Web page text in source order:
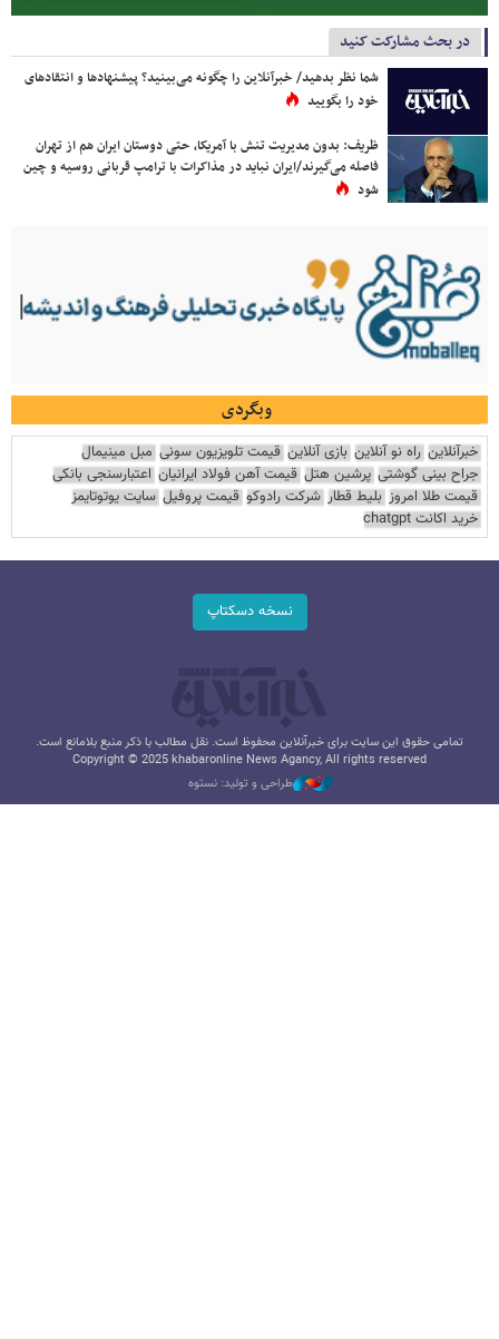
در بحث مشارکت کنید
شما نظر بدهید/ خبرآنلاین را چگونه می‌بینید؟ پیشنهادها و انتقادهای
خود را بگویید
ظریف: بدون مدیریت تنش با آمریکا، حتی دوستان ایران هم از تهران
فاصله می‌گیرند/ایران نباید در مذاکرات با ترامپ قربانی روسیه و چین
شود
وبگردی
خبرآنلاین راه نو آنلاین بازی آنلاین قیمت تلویزیون سونی مبل مینیمال
جراح بینی گوشتی پرشین هتل قیمت آهن فولاد ایرانیان اعتبارسنجی بانکی
قیمت طلا امروز بلیط قطار شرکت رادوکو قیمت پروفیل سایت یوتوتایمز
خرید اکانت chatgpt
نسخه دسکتاپ
تمامی حقوق این سایت برای خبرآنلاین محفوظ است. نقل مطالب با ذکر منبع بلامانع است.
Copyright © 2025 khabaronline News Agancy, All rights reserved
طراحی و تولید: نستوه